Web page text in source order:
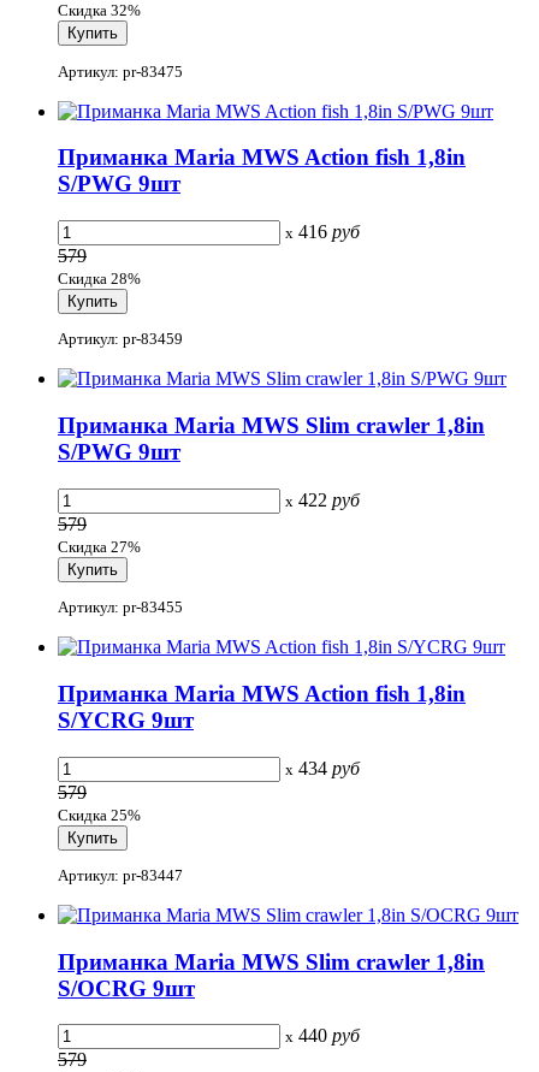
Скидка 32%
Артикул: pr-83475
Приманка Maria MWS Action fish 1,8in
S/PWG 9шт
x 416 руб
579
Скидка 28%
Артикул: pr-83459
Приманка Maria MWS Slim crawler 1,8in
S/PWG 9шт
x 422 руб
579
Скидка 27%
Артикул: pr-83455
Приманка Maria MWS Action fish 1,8in
S/YCRG 9шт
x 434 руб
579
Скидка 25%
Артикул: pr-83447
Приманка Maria MWS Slim crawler 1,8in
S/OCRG 9шт
x 440 руб
579